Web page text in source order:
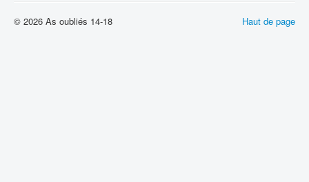
Haut de page
© 2026 As oubliés 14-18